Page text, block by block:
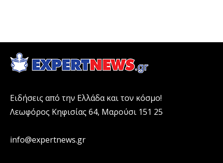
Ειδήσεις από την Ελλάδα και τον κόσμο!
Λεωφόρος Κηφισίας 64, Μαρούσι 151 25
info@expertnews.gr